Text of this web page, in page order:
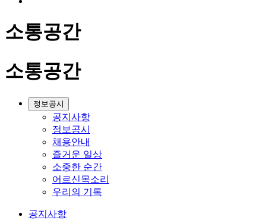
소통공간
소통공간
정보공시
공지사항
정보공시
채용안내
즐거운 일상
소중한 순간
어르신목소리
우리의 기록
공지사항